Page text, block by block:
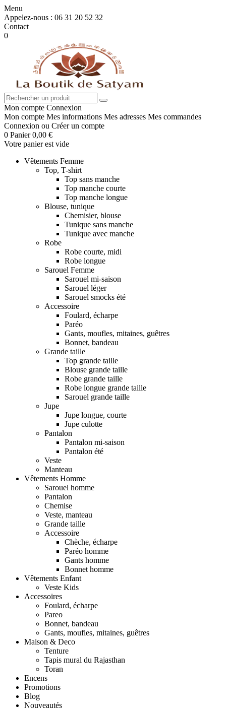
Menu
Appelez-nous : 06 31 20 52 32
Contact
0
Mon compte Connexion
Mon compte Mes informations Mes adresses Mes commandes
Connexion ou Créer un compte
0 Panier 0,00 €
Votre panier est vide
Vêtements Femme
Top, T-shirt
Top sans manche
Top manche courte
Top manche longue
Blouse, tunique
Chemisier, blouse
Tunique sans manche
Tunique avec manche
Robe
Robe courte, midi
Robe longue
Sarouel Femme
Sarouel mi-saison
Sarouel léger
Sarouel smocks été
Accessoire
Foulard, écharpe
Paréo
Gants, moufles, mitaines, guêtres
Bonnet, bandeau
Grande taille
Top grande taille
Blouse grande taille
Robe grande taille
Robe longue grande taille
Sarouel grande taille
Jupe
Jupe longue, courte
Jupe culotte
Pantalon
Pantalon mi-saison
Pantalon été
Veste
Manteau
Vêtements Homme
Sarouel homme
Pantalon
Chemise
Veste, manteau
Grande taille
Accessoire
Chèche, écharpe
Paréo homme
Gants homme
Bonnet homme
Vêtements Enfant
Veste Kids
Accessoires
Foulard, écharpe
Pareo
Bonnet, bandeau
Gants, moufles, mitaines, guêtres
Maison & Deco
Tenture
Tapis mural du Rajasthan
Toran
Encens
Promotions
Blog
Nouveautés